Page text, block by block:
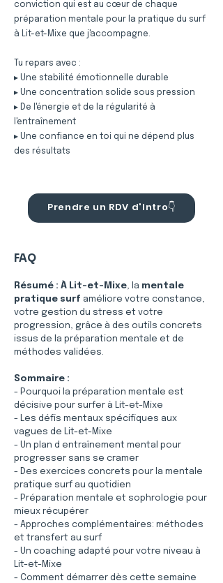
conviction qui est au cœur de chaque
préparation mentale pour la pratique du surf
à Lit-et-Mixe que j'accompagne.
Tu repars avec :
▸ Une stabilité émotionnelle durable
▸ Une concentration solide sous pression
▸ De l'énergie et de la régularité à
l'entraînement
▸ Une confiance en toi qui ne dépend plus
des résultats
Prendre un RDV d'Intro👇
FAQ
Résumé : À Lit-et-Mixe, la mentale
pratique surf améliore votre constance,
votre gestion du stress et votre
progression, grâce à des outils concrets
issus de la préparation mentale et de
méthodes validées.
Sommaire :
- Pourquoi la préparation mentale est
décisive pour surfer à Lit-et-Mixe
- Les défis mentaux spécifiques aux
vagues de Lit-et-Mixe
- Un plan d entraînement mental pour
progresser sans se cramer
- Des exercices concrets pour la mentale
pratique surf au quotidien
- Préparation mentale et sophrologie pour
mieux récupérer
- Approches complémentaires: méthodes
et transfert au surf
- Un coaching adapté pour votre niveau à
Lit-et-Mixe
- Comment démarrer dès cette semaine